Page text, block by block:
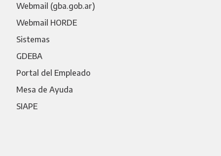
Webmail (gba.gob.ar)
Webmail HORDE
Sistemas
GDEBA
Portal del Empleado
Mesa de Ayuda
SIAPE